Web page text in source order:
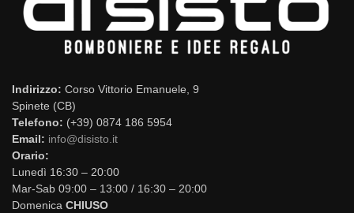
Indirizzo: Corso Vittorio Emanuele, 9
Spinete (CB)
Telefono: (+39) 0874 186 5954
Email: info@disisto.it
Orario:
Lunedì 16:30 – 20:00
Mar-Sab 09:00 – 13:00 / 16:30 – 20:00
Domenica CHIUSO